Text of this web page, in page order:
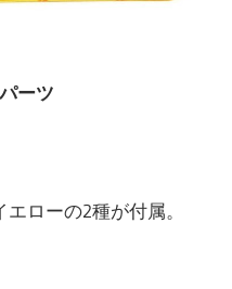
ーツ
ローの2種が付属。